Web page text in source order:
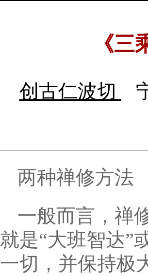
《
创古仁波切
两种禅修方法
一般而言，禅
就是“大班智达”
一切，并保持极